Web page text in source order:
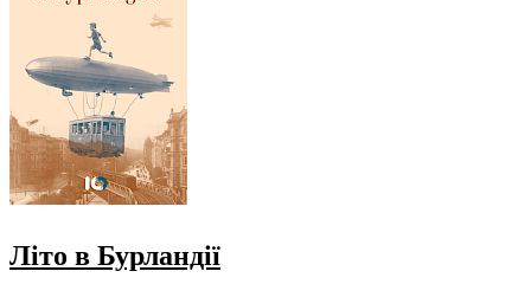
Літо в Бурландії